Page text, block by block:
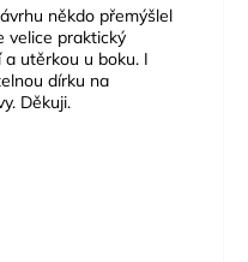
někdo přemýšlel
velice praktický
utěrkou u boku. I
dírku na
Děkuji.